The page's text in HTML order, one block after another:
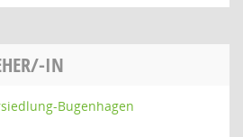
IN
Bugenhagen